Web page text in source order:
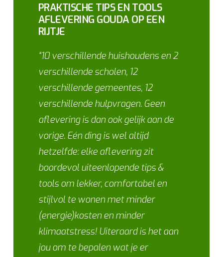
PRAKTISCHE TIPS EN TOOLS
AFLEVERING GOUDA OP EEN
RIJTJE
“10 verschillende huishoudens en 2
verschillende scholen, 12
verschillende gemeentes, 12
verschillende hulpvragen. Geen
aflevering is dan ook gelijk aan de
vorige. Eén ding is wel altijd
hetzelfde: elke aflevering zit
boordevol uiteenlopende tips &
tools om lekker, comfortabel en
stijlvol te wonen met minder
(energie)kosten en minder
klimaatstress! Uiteraard is het aan
jou om te bepalen wat je er